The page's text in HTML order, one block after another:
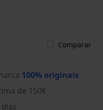
Comparar
100% originais
de 150€